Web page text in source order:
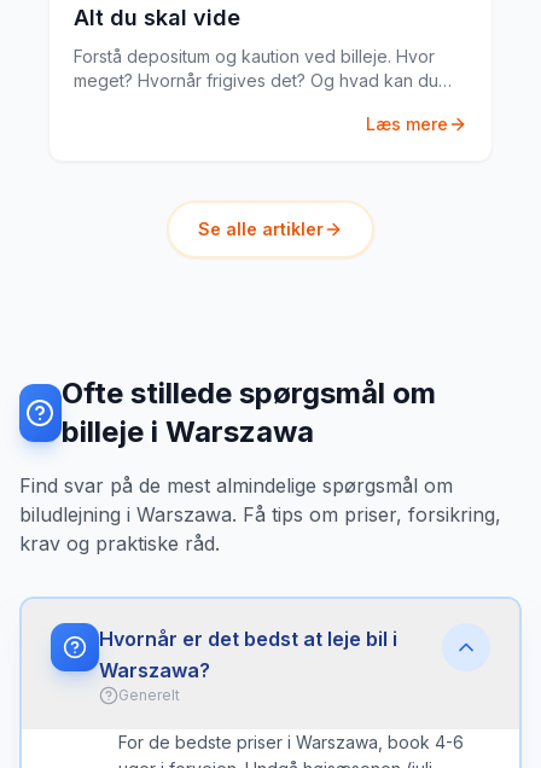
Alt du skal vide
Forstå depositum og kaution ved billeje. Hvor
meget? Hvornår frigives det? Og hvad kan du
Læs mere
Se alle artikler
Ofte stillede spørgsmål om
billeje i Warszawa
Find svar på de mest almindelige spørgsmål om
biludlejning i Warszawa. Få tips om priser, forsikring,
krav og praktiske råd.
Hvornår er det bedst at leje bil i
Warszawa?
Generelt
For de bedste priser i Warszawa, book 4-6